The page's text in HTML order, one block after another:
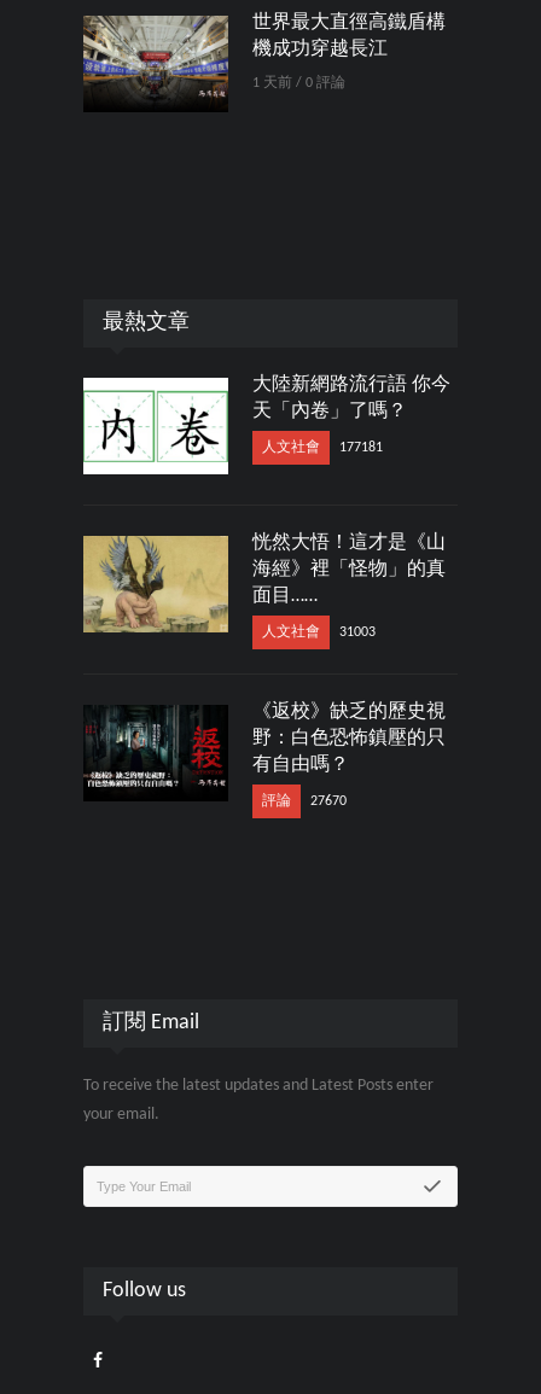
世界最大直徑高鐵盾構
機成功穿越長江
1 天前 / 0 評論
最熱文章
大陸新網路流行語 你今
天「內卷」了嗎？
人文社會 177181
恍然大悟！這才是《山
海經》裡「怪物」的真
面目……
人文社會 31003
《返校》缺乏的歷史視
野：白色恐怖鎮壓的只
有自由嗎？
評論 27670
訂閱 Email
To receive the latest updates and Latest Posts enter
your email.
Follow us